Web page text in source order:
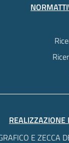
REALIZZAZIONE
E ZECCA